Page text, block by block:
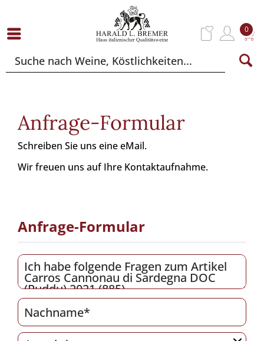
0
Anfrage-Formular
Schreiben Sie uns eine eMail.
Wir freuen uns auf Ihre Kontaktaufnahme.
Anfrage-Formular